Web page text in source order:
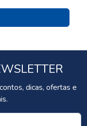
dicas, ofertas e